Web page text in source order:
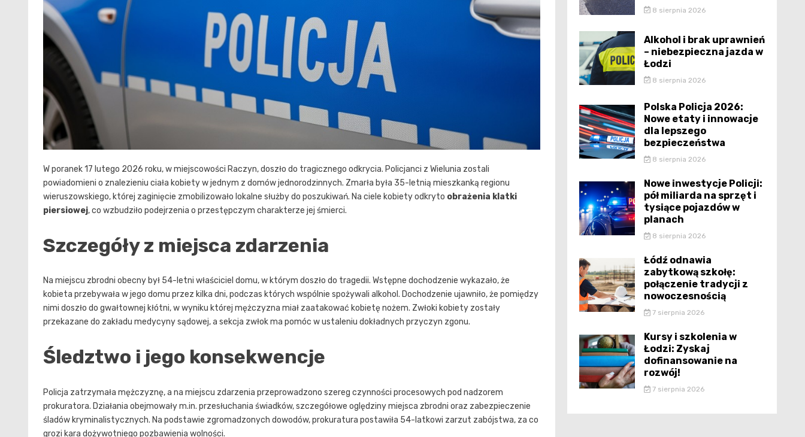
W poranek 17 lutego 2026 roku, w miejscowości Raczyn, doszło do tragicznego odkrycia. Policjanci z Wielunia zostali
powiadomieni o znalezieniu ciała kobiety w jednym z domów jednorodzinnych. Zmarła była 35-letnią mieszkanką regionu
wieruszowskiego, której zaginięcie zmobilizowało lokalne służby do poszukiwań. Na ciele kobiety odkryto obrażenia klatki
piersiowej, co wzbudziło podejrzenia o przestępczym charakterze jej śmierci.
Szczegóły z miejsca zdarzenia
Na miejscu zbrodni obecny był 54-letni właściciel domu, w którym doszło do tragedii. Wstępne dochodzenie wykazało, że
kobieta przebywała w jego domu przez kilka dni, podczas których wspólnie spożywali alkohol. Dochodzenie ujawniło, że pomiędzy
nimi doszło do gwałtownej kłótni, w wyniku której mężczyzna miał zaatakować kobietę nożem. Zwłoki kobiety zostały
przekazane do zakładu medycyny sądowej, a sekcja zwłok ma pomóc w ustaleniu dokładnych przyczyn zgonu.
Śledztwo i jego konsekwencje
Policja zatrzymała mężczyznę, a na miejscu zdarzenia przeprowadzono szereg czynności procesowych pod nadzorem
prokuratora. Działania obejmowały m.in. przesłuchania świadków, szczegółowe oględziny miejsca zbrodni oraz zabezpieczenie
śladów kryminalistycznych. Na podstawie zgromadzonych dowodów, prokuratura postawiła 54-latkowi zarzut zabójstwa, za co
grozi kara dożywotniego pozbawienia wolności.
8 sierpnia 2026
Alkohol i brak uprawnień
– niebezpieczna jazda w
Łodzi
8 sierpnia 2026
Polska Policja 2026:
Nowe etaty i innowacje
dla lepszego
bezpieczeństwa
8 sierpnia 2026
Nowe inwestycje Policji:
pół miliarda na sprzęt i
tysiące pojazdów w
planach
8 sierpnia 2026
Łódź odnawia
zabytkową szkołę:
połączenie tradycji z
nowoczesnością
7 sierpnia 2026
Kursy i szkolenia w
Łodzi: Zyskaj
dofinansowanie na
rozwój!
7 sierpnia 2026